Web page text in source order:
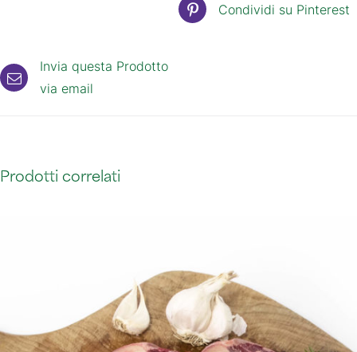
Condividi su Pinterest
Invia questa Prodotto
via email
Prodotti correlati